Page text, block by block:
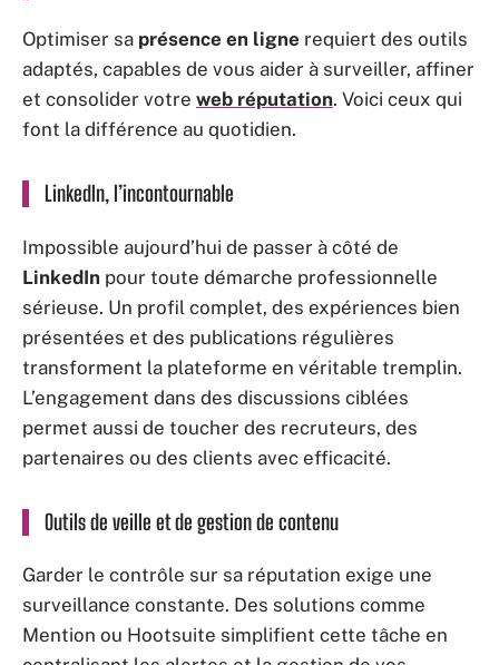
Optimiser sa présence en ligne requiert des outils
adaptés, capables de vous aider à surveiller, affiner
et consolider votre web réputation. Voici ceux qui
font la différence au quotidien.
LinkedIn, l’incontournable
Impossible aujourd’hui de passer à côté de
LinkedIn pour toute démarche professionnelle
sérieuse. Un profil complet, des expériences bien
présentées et des publications régulières
transforment la plateforme en véritable tremplin.
L’engagement dans des discussions ciblées
permet aussi de toucher des recruteurs, des
partenaires ou des clients avec efficacité.
Outils de veille et de gestion de contenu
Garder le contrôle sur sa réputation exige une
surveillance constante. Des solutions comme
Mention ou Hootsuite simplifient cette tâche en